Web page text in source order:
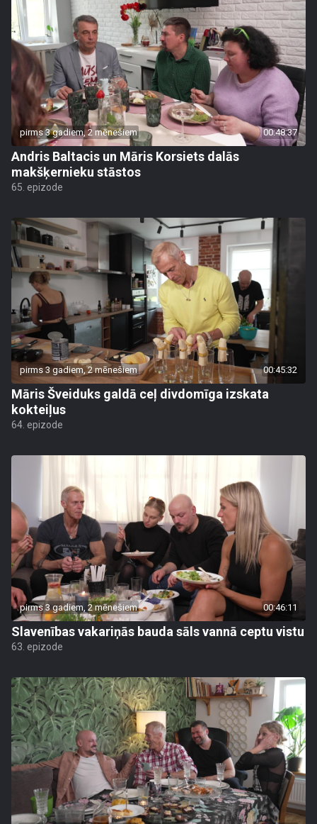
pirms 3 gadiem, 2 mēnešiem 00:48:37
Andris Baltacis un Māris Korsiets dalās
makšķernieku stāstos
65. epizode
pirms 3 gadiem, 2 mēnešiem 00:45:32
Māris Šveiduks galdā ceļ divdomīga izskata
kokteiļus
64. epizode
pirms 3 gadiem, 2 mēnešiem 00:46:11
Slavenības vakariņās bauda sāls vannā ceptu vistu
63. epizode